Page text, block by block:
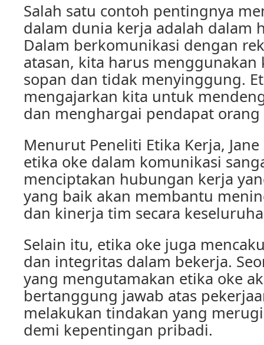
Salah satu contoh pentingnya
dalam dunia kerja adalah dalam
Dalam berkomunikasi dengan
atasan, kita harus menggunakan
sopan dan tidak menyinggung.
mengajarkan kita untuk
dan menghargai pendapat
Menurut Peneliti Etika Kerja,
etika oke dalam komunikasi
menciptakan hubungan kerja
yang baik akan membantu
dan kinerja tim secara
Selain itu, etika oke juga
dan integritas dalam bekerja.
yang mengutamakan etika oke
bertanggung jawab atas
melakukan tindakan yang
demi kepentingan pribadi.